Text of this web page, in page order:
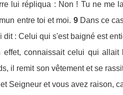
lui répliqua : Non ! Tu ne me
entre toi et moi. 9 Dans ce
dit : Celui qui s'est baigné est
effet, connaissait celui qui allait
il remit son vêtement et se
Seigneur et vous avez raison,